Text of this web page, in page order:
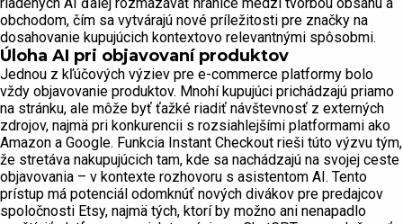
obchodom, čím sa vytvárajú nové príležitosti pre značky na
dosahovanie kupujúcich kontextovo relevantnými spôsobmi.
Úloha AI pri objavovaní produktov
Jednou z kľúčových výziev pre e-commerce platformy bolo
vždy objavovanie produktov. Mnohí kupujúci prichádzajú priamo
na stránku, ale môže byť ťažké riadiť návštevnosť z externých
zdrojov, najmä pri konkurencii s rozsiahlejšími platformami ako
Amazon a Google. Funkcia Instant Checkout rieši túto výzvu tým,
že stretáva nakupujúcich tam, kde sa nachádzajú na svojej ceste
objavovania – v kontexte rozhovoru s asistentom AI. Tento
prístup má potenciál odomknúť nových divákov pre predajcov
spoločnosti Etsy, najmä tých, ktorí by možno ani nenapadlo